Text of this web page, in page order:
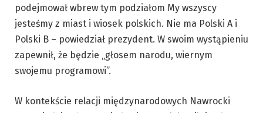
podejmował wbrew tym podziałom My wszyscy
jesteśmy z miast i wiosek polskich. Nie ma Polski A i
Polski B – powiedział prezydent. W swoim wystąpieniu
zapewnił, że będzie „głosem narodu, wiernym
swojemu programowi”.
W kontekście relacji międzynarodowych Nawrocki